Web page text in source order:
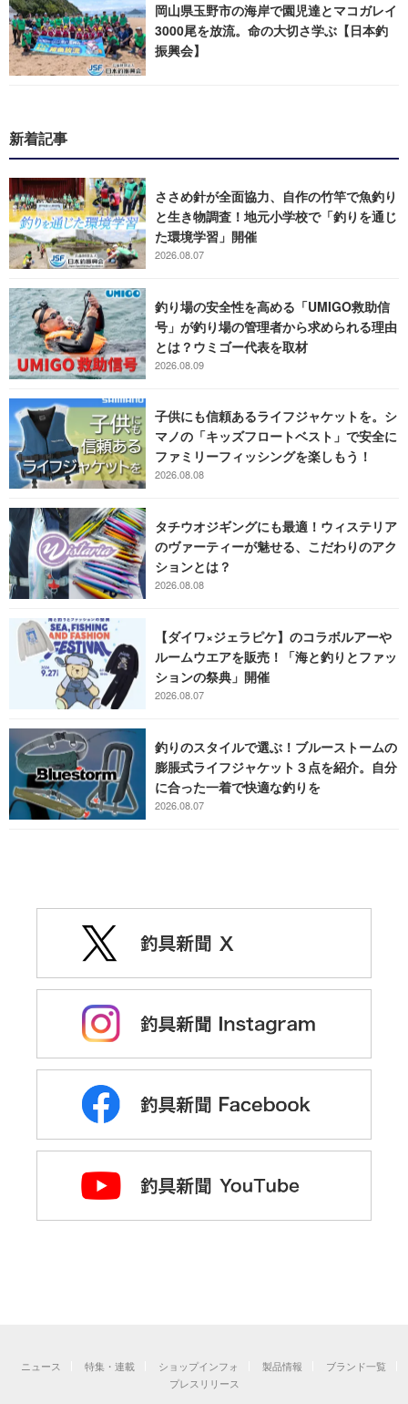
岡山県玉野市の海岸で園児達とマコガレイ
3000尾を放流。命の大切さ学ぶ【日本釣
振興会】
新着記事
ささめ針が全面協力、自作の竹竿で魚釣り
と生き物調査！地元小学校で「釣りを通じ
た環境学習」開催
2026.08.07
釣り場の安全性を高める「UMIGO救助信
号」が釣り場の管理者から求められる理由
とは？ウミゴー代表を取材
2026.08.09
子供にも信頼あるライフジャケットを。シ
マノの「キッズフロートベスト」で安全に
ファミリーフィッシングを楽しもう！
2026.08.08
タチウオジギングにも最適！ウィステリア
のヴァーティーが魅せる、こだわりのアク
ションとは？
2026.08.08
【ダイワ×ジェラピケ】のコラボルアーや
ルームウエアを販売！「海と釣りとファッ
ションの祭典」開催
2026.08.07
釣りのスタイルで選ぶ！ブルーストームの
膨脹式ライフジャケット３点を紹介。自分
に合った一着で快適な釣りを
2026.08.07
ニュース 特集・連載 ショップインフォ 製品情報
ブランド一覧
プレスリリース